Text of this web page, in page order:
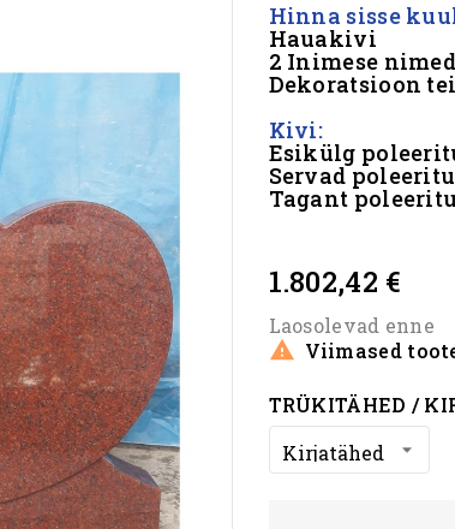
Hinna sisse
Hauakivi
2 Inimese
Dekoratsioon
Kivi:
Esikülg
Servad
Tagant
1.802,42 €
Laosolevad enne
 Viimased
TRÜKITÄHED /